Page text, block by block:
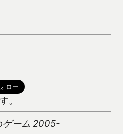
。
ゲーム 2005-